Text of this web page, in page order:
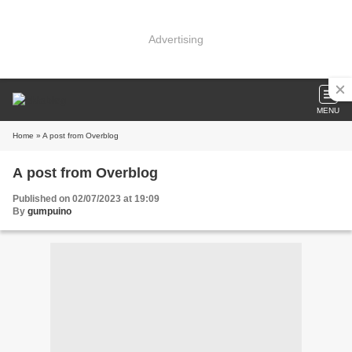
Advertising
MENU
Home » A post from Overblog
A post from Overblog
Published on 02/07/2023 at 19:09
By gumpuino